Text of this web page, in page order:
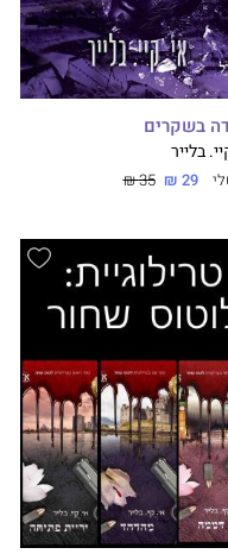
בשקרים
בלייר
29 ₪
35 ₪